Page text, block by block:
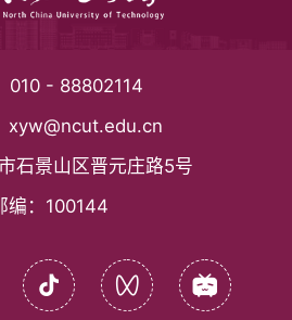
010 - 88802114
xyw@ncut.edu.cn
石景山区晋元庄路5号
编： 100144